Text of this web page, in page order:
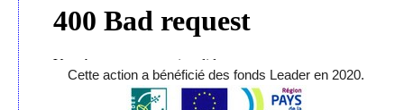
Cette action a bénéficié des fonds Leader en 2020.